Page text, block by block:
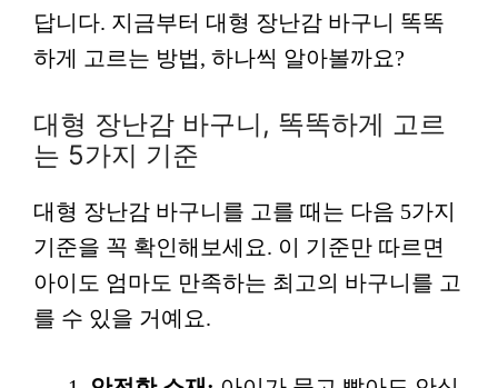
답니다. 지금부터 대형 장난감 바구니 똑똑
하게 고르는 방법, 하나씩 알아볼까요?
대형 장난감 바구니, 똑똑하게 고르
는 5가지 기준
대형 장난감 바구니를 고를 때는 다음 5가지
기준을 꼭 확인해보세요. 이 기준만 따르면
아이도 엄마도 만족하는 최고의 바구니를 고
를 수 있을 거예요.